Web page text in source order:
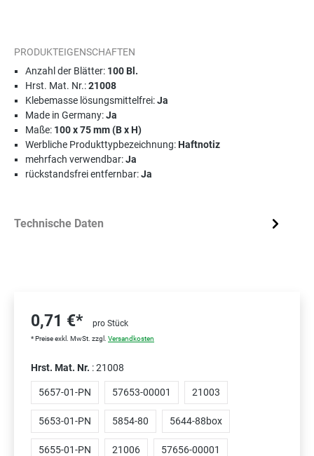
PRODUKTEIGENSCHAFTEN
Anzahl der Blätter: 100 Bl.
Hrst. Mat. Nr.:21008
Klebemasse lösungsmittelfrei:Ja
Made in Germany:Ja
Maße: 100 x 75 mm (B x H)
Werbliche Produkttypbezeichnung:Haftnotiz
mehrfach verwendbar:Ja
rückstandsfrei entfernbar:Ja
Technische Daten
0,71 €* pro Stück
* Preise exkl. MwSt. zzgl. Versandkosten
Hrst. Mat. Nr. : 21008
5657-01-PN 57653-00001 21003
5653-01-PN 5854-80 5644-88box
5655-01-PN 21006 57656-00001